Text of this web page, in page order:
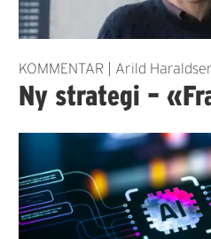
KOMMENTAR | Arild
Ny strategi –